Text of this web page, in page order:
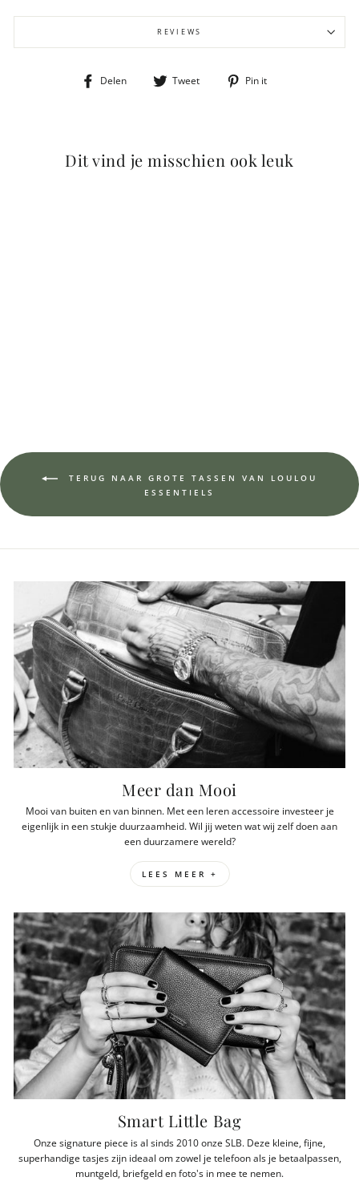
3 Rits compartimenten
Afmeting 40x14x28cm
LWG gelooid leder
REVIEWS
Delen
Deel
Tweet
Tweet Pin it
Dit vind je misschien ook leuk
TERUG NAAR GROTE TASSEN VAN LOULOU
ESSENTIELS
Meer dan Mooi
Mooi van buiten en van binnen. Met een leren accessoire investeer je
eigenlijk in een stukje duurzaamheid. Wil jij weten wat wij zelf doen aan
een duurzamere wereld?
LEES MEER +
Smart Little Bag
Onze signature piece is al sinds 2010 onze SLB. Deze kleine, fijne,
superhandige tasjes zijn ideaal om zowel je telefoon als je betaalpassen,
muntgeld, briefgeld en foto's in mee te nemen.